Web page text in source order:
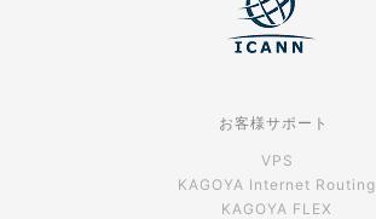
お客様サポート
VPS
KAGOYA Internet Routing
KAGOYA FLEX